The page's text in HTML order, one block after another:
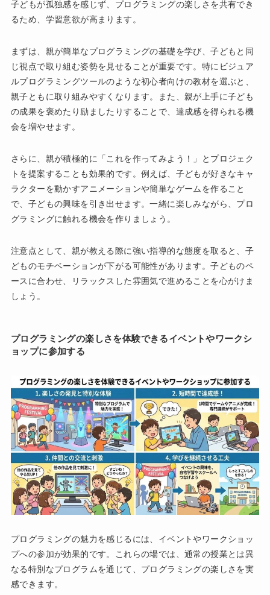
子どもが孤独感を感じず、プログラミングの楽しさを共有でき
るため、学習意欲が高まります。
まずは、親が簡単なプログラミングの基礎を学び、子どもと同
じ視点で取り組む姿勢を見せることが重要です。特にビジュア
ルプログラミングツールのような初心者向けの教材を選ぶと、
親子ともに取り組みやすくなります。また、親が上手に子ども
の成果を褒めたり励ましたりすることで、達成感を得られる機
会を増やせます。
さらに、親が積極的に「これを作ってみよう！」とプロジェク
トを提案することも効果的です。例えば、子どもが好きなキャ
ラクターを動かすアニメーションや簡単なゲームを作ること
で、子どもの興味を引き出せます。一緒に楽しみながら、プロ
グラミングに触れる機会を作りましょう。
注意点として、親が教える際に強い指導的な態度を取ると、子
どものモチベーションが下がる可能性があります。子どものペ
ースに合わせ、リラックスした雰囲気で進めることを心がけま
しょう。
プログラミングの楽しさを体験できるイベントやワークシ
ョップに参加する
プログラミングの魅力を感じるには、イベントやワークショッ
プへの参加が効果的です。これらの場では、通常の授業とは異
なる特別なプログラムを通じて、プログラミングの楽しさを実
感できます。